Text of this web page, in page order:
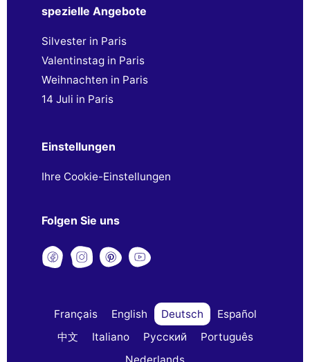
spezielle Angebote
Silvester in Paris
Valentinstag in Paris
Weihnachten in Paris
14 Juli in Paris
Einstellungen
Ihre Cookie-Einstellungen
Folgen Sie uns
Français English Deutsch
Español
中文
Italiano Русский
Português
Nederlands